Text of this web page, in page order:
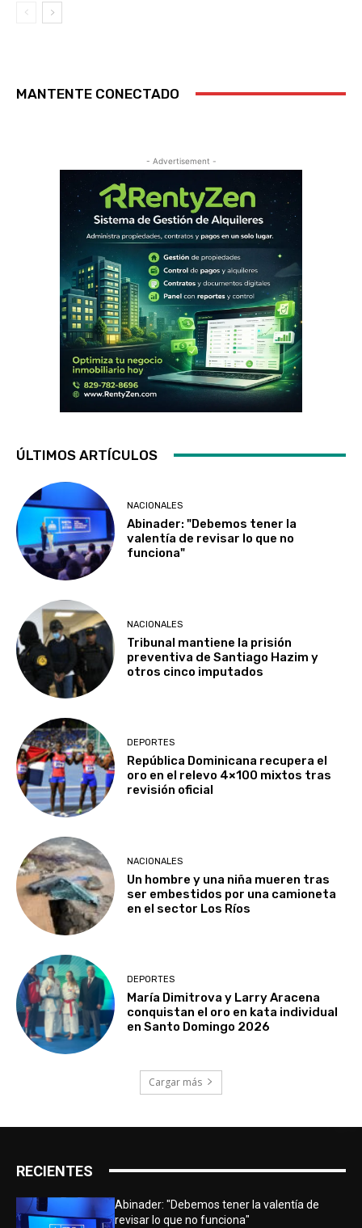
MANTENTE CONECTADO
- Advertisement -
ÚLTIMOS ARTÍCULOS
NACIONALES
Abinader: "Debemos tener la
valentía de revisar lo que no
funciona"
NACIONALES
Tribunal mantiene la prisión
preventiva de Santiago Hazim y
otros cinco imputados
DEPORTES
República Dominicana recupera el
oro en el relevo 4×100 mixtos tras
revisión oficial
NACIONALES
Un hombre y una niña mueren tras
ser embestidos por una camioneta
en el sector Los Ríos
DEPORTES
María Dimitrova y Larry Aracena
conquistan el oro en kata individual
en Santo Domingo 2026
Cargar más
RECIENTES
Abinader: "Debemos tener la valentía de
revisar lo que no funciona"